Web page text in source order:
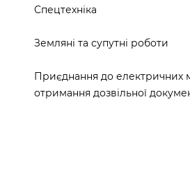
Спецтехніка
Земляні та супутні роботи
Приєднання до електричних
отримання дозвільної